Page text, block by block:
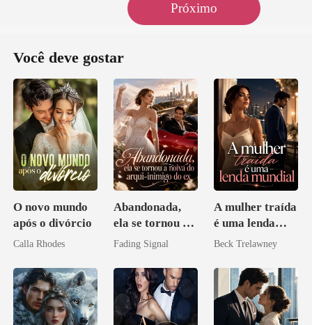
Próximo
Você deve gostar
O novo mundo
após o divórcio
Calla Rhodes
Abandonada,
ela se tornou a
noiva do arqui-
Fading Signal
A mulher traída
é uma lenda
mundial
Beck Trelawney